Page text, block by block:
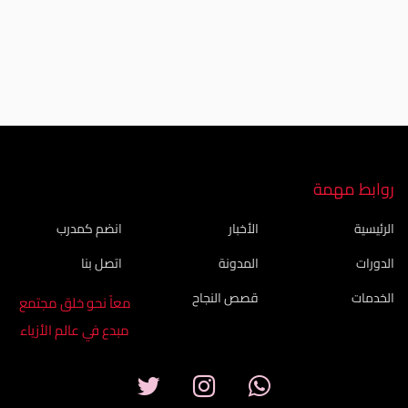
روابط مهمة
الرئيسية
الدورات
الخدمات
الأخبار
المدونة
قصص النجاح
انضم كمدرب
اتصل بنا
معاً نحو خلق مجتمع
مبدع في عالم الأزياء